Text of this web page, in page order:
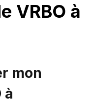
VRBO à
mon
à